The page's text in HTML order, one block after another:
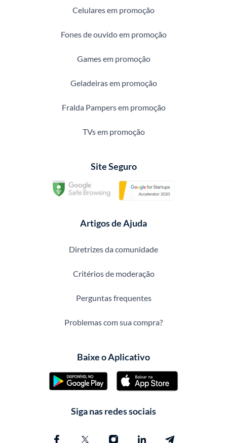
Celulares em promoção
Fones de ouvido em promoção
Games em promoção
Geladeiras em promoção
Fralda Pampers em promoção
TVs em promoção
Site Seguro
Artigos de Ajuda
Diretrizes da comunidade
Critérios de moderação
Perguntas frequentes
Problemas com sua compra?
Baixe o Aplicativo
Siga nas redes sociais